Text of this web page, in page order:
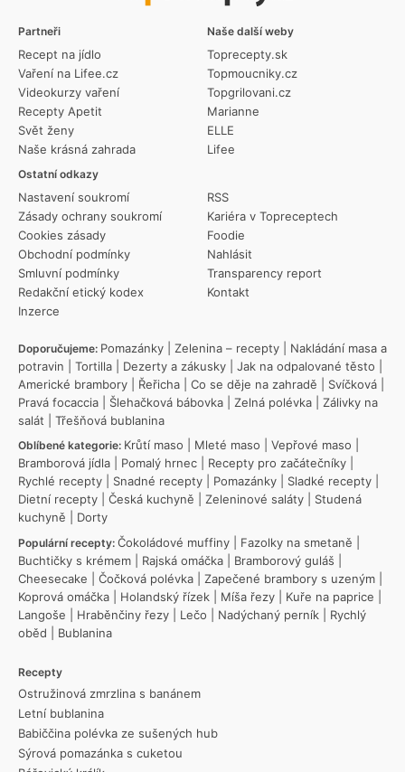
Partneři
Recept na jídlo
Vaření na Lifee.cz
Videokurzy vaření
Recepty Apetit
Svět ženy
Naše krásná zahrada
Ostatní odkazy
Nastavení soukromí
Zásady ochrany soukromí
Cookies zásady
Obchodní podmínky
Smluvní podmínky
Redakční etický kodex
Inzerce
RSS
Kariéra v Topreceptech
Foodie
Nahlásit
Transparency report
Kontakt
Naše další weby
Toprecepty.sk
Topmoucniky.cz
Topgrilovani.cz
Marianne
ELLE
Lifee
Doporučujeme: Pomazánky Zelenina – recepty
Nakládání masa a
potravin
Tortilla Dezerty a zákusky Jak na odpalované těsto
Americké brambory
Řeřicha Co se děje na zahradě Svíčková
Pravá focaccia
Šlehačková bábovka Zelná polévka
Zálivky na
salát
Třešňová bublanina
Oblíbené kategorie: Krůtí maso Mleté maso Vepřové maso
Bramborová jídla
Pomalý hrnec Recepty pro začátečníky
Rychlé recepty
Snadné recepty Pomazánky Sladké recepty
Dietní recepty
Česká kuchyně Zeleninové saláty
Studená
kuchyně
Dorty
Populární recepty: Čokoládové muffiny Fazolky na smetaně
Buchtičky s krémem
Rajská omáčka Bramborový guláš
Cheesecake
Čočková polévka Zapečené brambory s uzeným
Koprová omáčka
Holandský řízek Míša řezy Kuře na paprice
Langoše
Hraběnčiny řezy Lečo Nadýchaný perník
Rychlý
oběd
Bublanina
Recepty
Ostružinová zmrzlina s banánem
Letní bublanina
Babiččina polévka ze sušených hub
Sýrová pomazánka s cuketou